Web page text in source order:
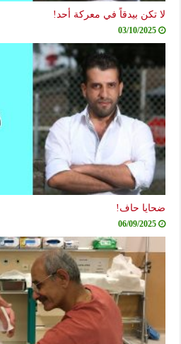
لا تكن بيدقاً في معركة أحد!
03/10/2025
ضحايا حاف!
06/09/2025